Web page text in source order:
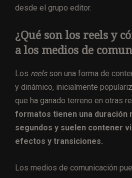
desde el grupo editor.
¿Qué son los reels y
a los medios de
Los reelsson una forma de
y dinámico, inicialmente
que ha ganado terreno en otras
formatos tienen una duración
segundos y suelen contener
efectos y transiciones.
Los medios de comunicación